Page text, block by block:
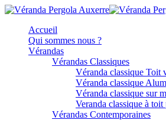
Accueil
Qui sommes nous ?
Vérandas
Vérandas Classiques
Véranda classique Toit
Véranda classique
Véranda classique sur
Veranda classique à toit
Vérandas Contemporaines